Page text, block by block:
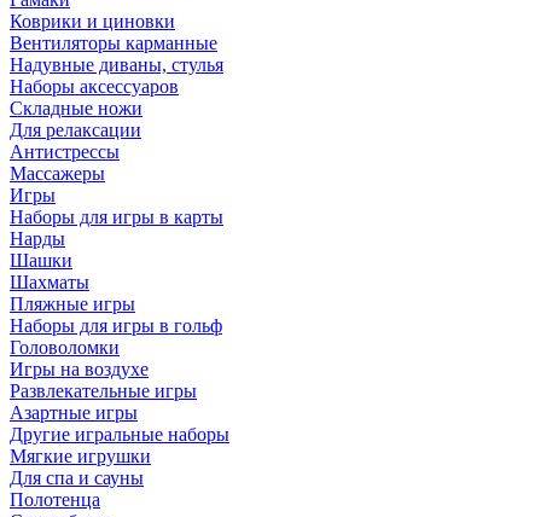
Коврики и циновки
Вентиляторы карманные
Надувные диваны, стулья
Наборы аксессуаров
Складные ножи
Для релаксации
Антистрессы
Массажеры
Игры
Наборы для игры в карты
Нарды
Шашки
Шахматы
Пляжные игры
Наборы для игры в гольф
Головоломки
Игры на воздухе
Развлекательные игры
Азартные игры
Другие игральные наборы
Мягкие игрушки
Для спа и сауны
Полотенца